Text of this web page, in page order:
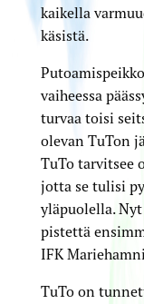
kaikella
käsistä.
vaiheessa
turvaa toisi
olevan TuTon
TuTo tarvitsee
jotta se tulisi
yläpuolella. Nyt
pistettä
IFK
TuTo on